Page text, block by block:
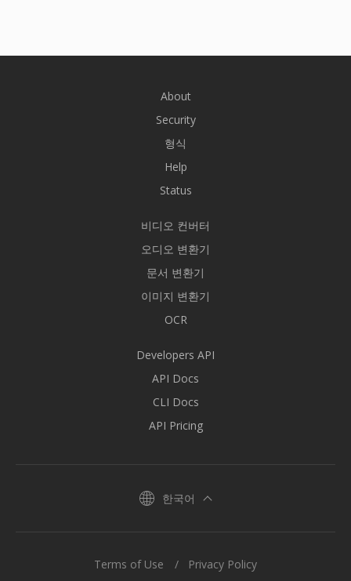
About
Security
형식
Help
Status
비디오 컨버터
오디오 변환기
문서 변환기
이미지 변환기
OCR
Developers API
API Docs
CLI Docs
API Pricing
한국어
Terms of Use Privacy Policy